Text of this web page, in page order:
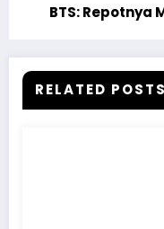
BTS: Repotnya
RELATED POSTS